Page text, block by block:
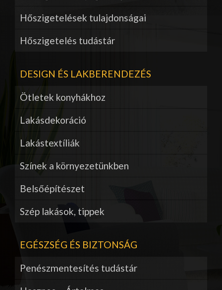
Hőszigetelések tulajdonságai
Hőszigetelés tudástár
DESIGN ÉS LAKBERENDEZÉS
Ötletek konyhákhoz
Lakásdekoráció
Lakástextíliák
Színek a környezetünkben
Belsőépítészet
Szép lakások, tippek
EGÉSZSÉG ÉS BIZTONSÁG
Penészmentesítés tudástár